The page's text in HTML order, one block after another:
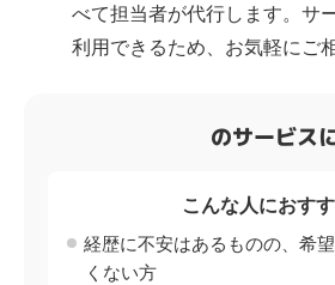
べて担当者が代行します。サ
利用できるため、お気軽にご
のサービス
こんな人におす
経歴に不安はあるものの、希
くない方